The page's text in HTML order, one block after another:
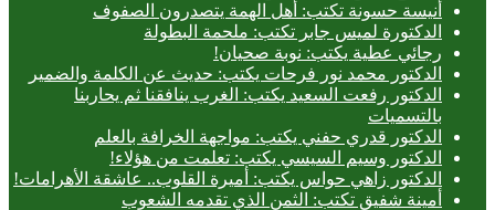
أنيسة حسونة تكتب: أهل الهمة يتصدرون الصفوف
الدكتورة لميس جابر تكتب: ملحمة البطولة
رجائي عطية يكتب: نوبة صحيان!
الدكتور محمد نور فرحات يكتب: حديث عن الكلمة والضمير
الدكتور رفعت السعيد يكتب: الغرب ينافقنا ثم يحاربنا
بالتسميات
الدكتور قدري حفني يكتب: مواجهة الخرافة بالعلم
الدكتور وسيم السيسي يكتب: تعلمت من هؤلاء!
الدكتور زاهي حواس يكتب: أميرة القلوب.. عاشقة الأهرامات!
أمينة شفيق تكتب: الثمن الذي تقدمه الشعوب